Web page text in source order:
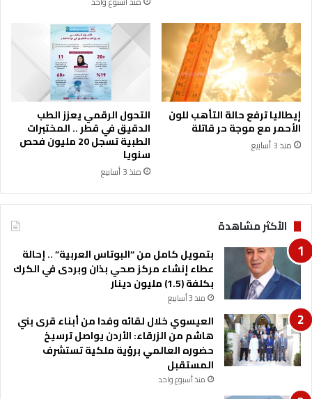
ك
ي
ة
م
ن
ا
ل
م
و
ا
ل
م
خ
د
ر
ة
ب
و
ا
س
ط
ة
ي
غ
ر
ف
ة
ت
ج
ا
ر
مّ
ن
ل
ل
ت
د
ر
ي
ب
إيطاليا ترفع حالة التأهب للون
الأحمر مع موجة حر قاتلة
منذ 3 أسابيع
التحول الرقمي يعزز الطب
الدقيق في قطر .. المختبرات
الطبية تسجل 20 مليون فحص
سنويا
منذ 3 أسابيع
الأكثر مشاهدة
بتمويل كامل من “البوتاس العربية” .. إحالة
عطاء إنشاء مركز صحي بذان وبردى في الكرك
بكلفة (1.5) مليون دينار
منذ 3 أسابيع
العيسوي خلال لقائه وفدا من أبناء قرى بني
هاشم من الزرقاء: الأردن يواصل ترسيخ
حضوره العالمي برؤية ملكية تستشرف
المستقبل
منذ أسبوع واحد